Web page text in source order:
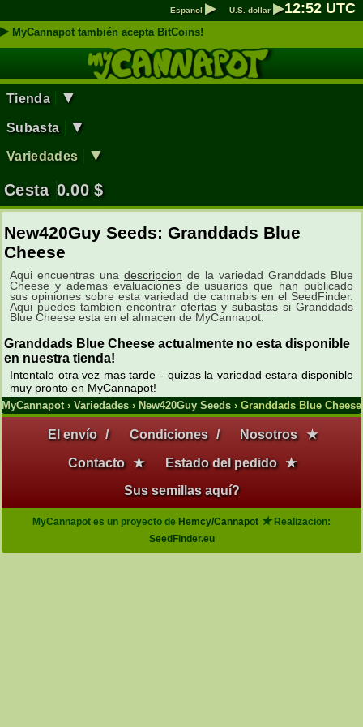
Espanol ▶ U.S. dollar ▶12:52 UTC
▶ MyCannapot también acepta BitCoins!
Tienda ▼
Subasta ▼
Variedades ▼
Cesta 0.00$
New420Guy Seeds: Granddads Blue
Cheese
Aqui encuentras una descripcion de la variedad Granddads Blue
Cheese y ademas evaluaciones de usuarios que han publicado
sus opiniones sobre esta variedad de cannabis en el SeedFinder.
Aqui puedes tambien encontrar ofertas y subastas si Granddads
Blue Cheese esta en el almacen de MyCannapot.
Granddads Blue Cheese actualmente no esta disponible
en nuestra tienda!
Intentalo otra vez mas tarde - quizas la variedad estara disponible
muy pronto en MyCannapot!
MyCannapot › Variedades › New420Guy Seeds › Granddads Blue Cheese
El envío / Condiciones / Nosotros ★
Contacto ★ Estado del pedido
★
Sus semillas aquí?
MyCannapot es un proyecto de Hemcy/Cannapot ★Realizacion:
SeedFinder.eu